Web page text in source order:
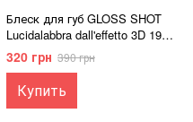
Блеск для губ GLOSS SHOT
Lucidalabbra dall'effetto 3D 19
BOLD ATTITUDE
320 грн 390 грн
Купить